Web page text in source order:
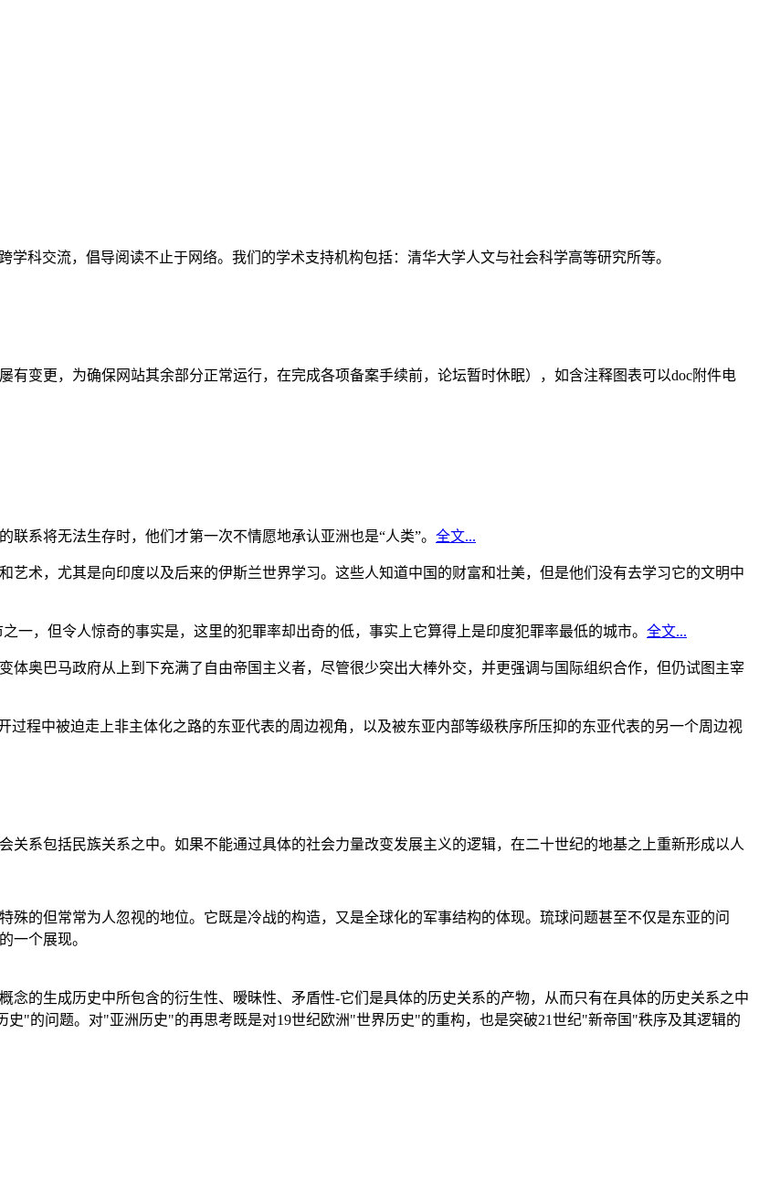
学科交流，倡导阅读不止于网络。我们的学术支持机构包括：清华大学人文与社会科学高等研究所等。
有变更，为确保网站其余部分正常运行，在完成各项备案手续前，论坛暂时休眠），如含注释图表可以doc附件电
系将无法生存时，他们才第一次不情愿地承认亚洲也是“人类”。 全文...
艺术，尤其是向印度以及后来的伊斯兰世界学习。这些人知道中国的财富和壮美，但是他们没有去学习它的文明中
一，但令人惊奇的事实是，这里的犯罪率却出奇的低，事实上它算得上是印度犯罪率最低的城市。 全文...
体奥巴马政府从上到下充满了自由帝国主义者，尽管很少突出大棒外交，并更强调与国际组织合作，但仍试图主宰
过程中被迫走上非主体化之路的东亚代表的周边视角，以及被东亚内部等级秩序所压抑的东亚代表的另一个周边视
关系包括民族关系之中。如果不能通过具体的社会力量改变发展主义的逻辑，在二十世纪的地基之上重新形成以人
殊的但常常为人忽视的地位。它既是冷战的构造，又是全球化的军事结构的体现。琉球问题甚至不仅是东亚的问
一个展现。
念的生成历史中所包含的衍生性、暧昧性、矛盾性-它们是具体的历史关系的产物，从而只有在具体的历史关系之中
"的问题。对"亚洲历史"的再思考既是对19世纪欧洲"世界历史"的重构，也是突破21世纪"新帝国"秩序及其逻辑的